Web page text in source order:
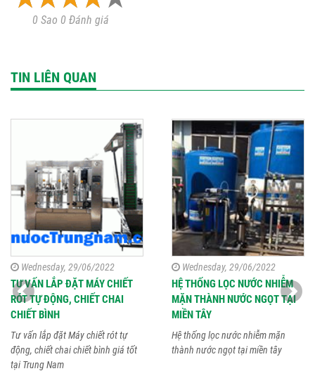
0 Sao 0 Đánh giá
TIN LIÊN QUAN
Wednesday, 29/06/2022
TƯ VẤN LẮP ĐẶT MÁY CHIẾT
RÓT TỰ ĐỘNG, CHIẾT CHAI
CHIẾT BÌNH
Tư vấn lắp đặt Máy chiết rót tự
động, chiết chai chiết bình giá tốt
tại Trung Nam
Wednesday, 29/06/2022
HỆ THỐNG LỌC NƯỚC NHIỄM
MẶN THÀNH NƯỚC NGỌT TẠI
MIỀN TÂY
Hệ thống lọc nước nhiễm mặn
thành nước ngọt tại miền tây